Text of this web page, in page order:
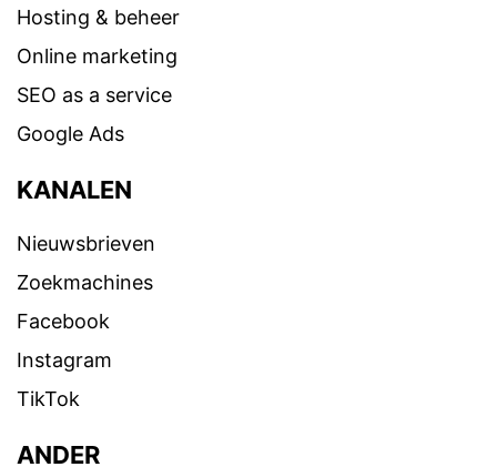
Hosting & beheer
Online marketing
SEO as a service
Google Ads
KANALEN
Nieuwsbrieven
Zoekmachines
Facebook
Instagram
TikTok
ANDER